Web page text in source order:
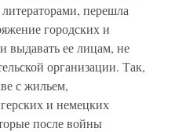
перешла
городских и
выдавать ее лицам, не
организации. Так,
с жильем,
и немецких
после войны